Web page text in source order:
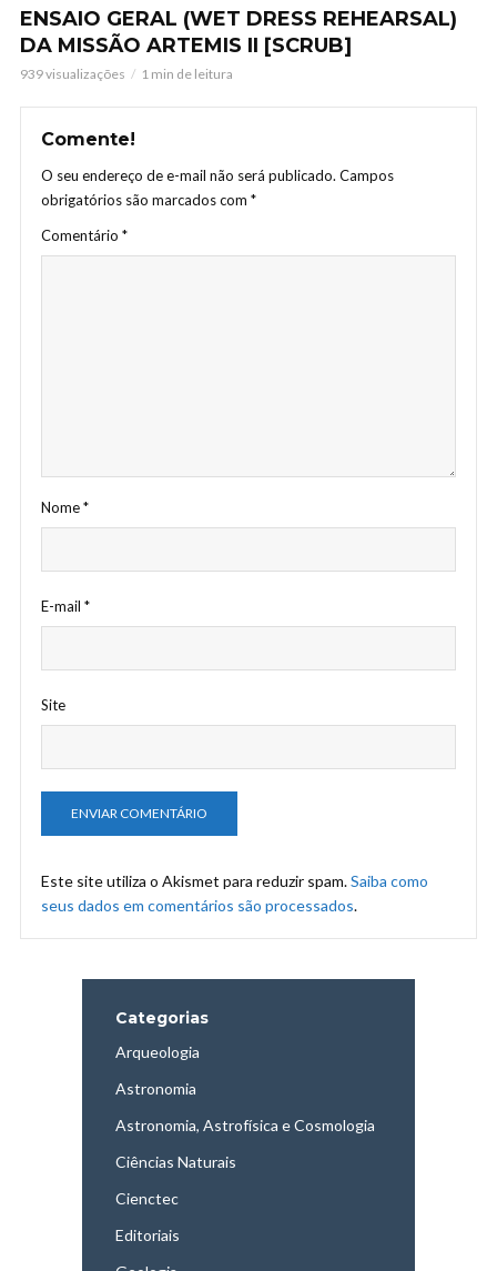
ENSAIO GERAL (WET DRESS REHEARSAL)
DA MISSÃO ARTEMIS II [SCRUB]
939 visualizações 1 min de leitura
Comente!
O seu endereço de e-mail não será publicado. Campos
obrigatórios são marcados com *
Comentário *
Nome*
E-mail *
Site
Este site utiliza o Akismet para reduzir spam.Saiba como
seus dados em comentários são processados.
Categorias
Arqueologia
Astronomia
Astronomia, Astrofísica e Cosmologia
Ciências Naturais
Cienctec
Editoriais